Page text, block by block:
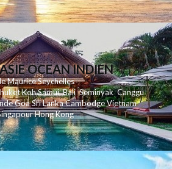
OCEAN INDIEN
MauriceSeychelles
etKohSamui Bali SeminyakCanggu
GoaSri LankaCambodgeVietnam
Hong Kong